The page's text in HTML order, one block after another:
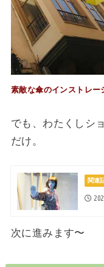
素敵な傘のインストレー
でも、わたくしシ
だけ。
関連
次に進みます〜